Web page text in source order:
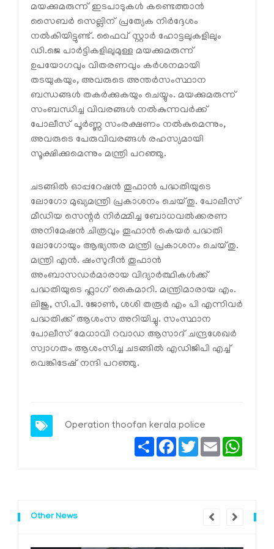
മയക്കുമരുന്ന് ഇടപാടുകൾ കണ്ടെത്താൻ
സൈബർ സെല്ലിന് പ്രത്യേക നിർദ്ദേശം
നൽകിയിട്ടുണ്ട്. ഫൈവ് സ്റ്റാർ ഹോട്ടലുകളിലും
ഡി.ജെ പാർട്ടികളിലുമുള്ള മയക്കുമരുന്ന്
ഉപയോഗവും വിതരണവും കർശനമായി
തടയുകയും, അവരുടെ അന്തർസംസ്ഥാന
ബന്ധങ്ങൾ തകർക്കുകയും ചെയ്യും. മയക്കുമരുന്ന്
സംബന്ധിച്ച വിവരങ്ങൾ നൽകുന്നവർക്ക്
പോലീസ് പൂർണ്ണ സംരക്ഷണം നൽകുമെന്നും,
അവരുടെ പേരുവിവരങ്ങൾ രഹസ്യമായി
സൂക്ഷിക്കുമെന്നും മന്ത്രി പറഞ്ഞു.
ചടങ്ങിൽ ഓപ്പറേഷൻ തൂഫാൻ പദ്ധതിയുടെ
ലോഗോ മുഖ്യമന്ത്രി പ്രകാശനം ചെയ്തു. പോലീസ്
മീഡിയ സെന്റർ നിർമ്മിച്ച ബോധവൽക്കരണ
അനിമേഷൻ ചിത്രവും തൂഫാൻ കെയർ പദ്ധതി
ലോഗോയും ആഭ്യന്തര മന്ത്രി പ്രകാശനം ചെയ്തു.
മന്ത്രി എൻ. ഷംസുദീൻ തൂഫാൻ
അംബാസഡർമാരായ വിദ്യാർത്ഥികൾക്ക്
പദ്ധതിയുടെ ഫ്ലാഗ് കൈമാറി. മന്ത്രിമാരായ എം.
ലിജു, സി.പി. ജോൺ, ശശി തരൂർ എം പി എന്നിവർ
പദ്ധതിക്ക് ആശംസ അറിയിച്ചു. സംസ്ഥാന
പോലീസ് മേധാവി റവാഡ ആസാദ് ചന്ദ്രശേഖർ
സ്വാഗതം ആശംസിച്ച ചടങ്ങിൽ എഡിജിപി എച്ച്
വെങ്കിടേഷ് നന്ദി പറഞ്ഞു.
Operation thoofan kerala police
ShareFacebook
TwitterEmail
Other News